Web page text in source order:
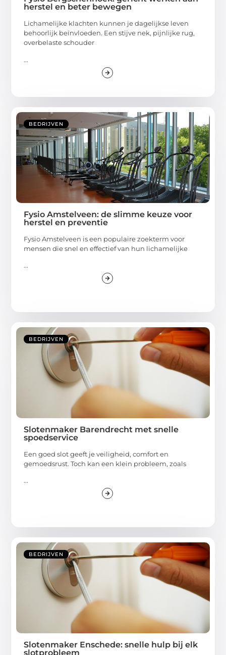
herstel en beter bewegen
Lichamelijke klachten kunnen je dagelijkse leven
behoorlijk beïnvloeden. Een stijve nek, pijnlijke rug,
overbelaste schouder
...
BEDRIJVEN
Fysio Amstelveen: de slimme keuze voor
herstel en preventie
Fysio Amstelveen is een populaire zoekterm voor
mensen die snel en effectief van hun lichamelijke
...
BEDRIJVEN
Slotenmaker Barendrecht met snelle
spoedservice
Een goed slot geeft je veiligheid, comfort en
gemoedsrust. Toch kan een klein probleem, zoals
...
BEDRIJVEN
Slotenmaker Enschede: snelle hulp bij elk
slotprobleem